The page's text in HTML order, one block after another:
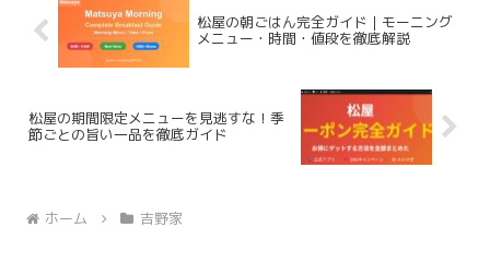
松屋の朝ごはん完全ガイド｜モーニング
メニュー・時間・値段を徹底解説
松屋の期間限定メニューを見逃すな！季
節ごとの旨い一品を徹底ガイド
ホーム 吉野家